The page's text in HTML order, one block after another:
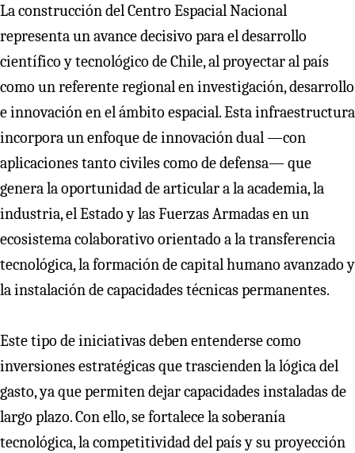
La construcción del Centro Espacial Nacional
representa un avance decisivo para el desarrollo
científico y tecnológico de Chile, al proyectar al país
como un referente regional en investigación, desarrollo
e innovación en el ámbito espacial. Esta infraestructura
incorpora un enfoque de innovación dual —con
aplicaciones tanto civiles como de defensa— que
genera la oportunidad de articular a la academia, la
industria, el Estado y las Fuerzas Armadas en un
ecosistema colaborativo orientado a la transferencia
tecnológica, la formación de capital humano avanzado y
la instalación de capacidades técnicas permanentes.
Este tipo de iniciativas deben entenderse como
inversiones estratégicas que trascienden la lógica del
gasto, ya que permiten dejar capacidades instaladas de
largo plazo. Con ello, se fortalece la soberanía
tecnológica, la competitividad del país y su proyección